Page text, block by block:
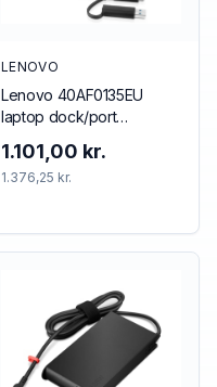
LENOVO
Lenovo 40AF0135EU
laptop dock/port
1.101,00 kr.
1.376,25 kr.